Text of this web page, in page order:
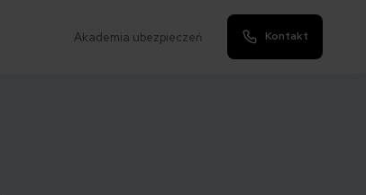
Akademia ubezpieczeń Kontakt